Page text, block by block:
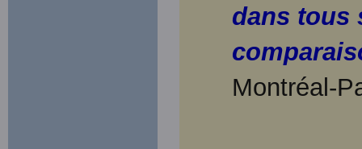
dans tous
Montréal-